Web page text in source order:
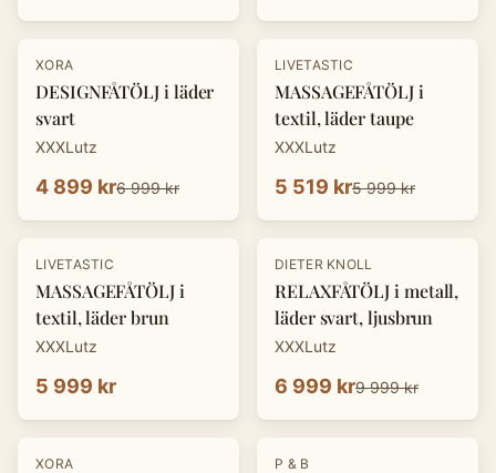
-30%
XORA
DESIGNFÅTÖLJ i läder
svart
XXXLutz
4 899 kr6 999 kr
- 8%
LIVETASTIC
MASSAGEFÅTÖLJ i
textil, läder taupe
XXXLutz
5 519 kr5 999 kr
LIVETASTIC
MASSAGEFÅTÖLJ i
textil, läder brun
XXXLutz
5 999 kr
-30%
DIETER KNOLL
RELAXFÅTÖLJ i metall,
läder svart, ljusbrun
XXXLutz
6 999 kr9 999 kr
-30%
XORA P & B